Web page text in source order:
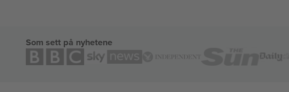
Som sett på nyhetene